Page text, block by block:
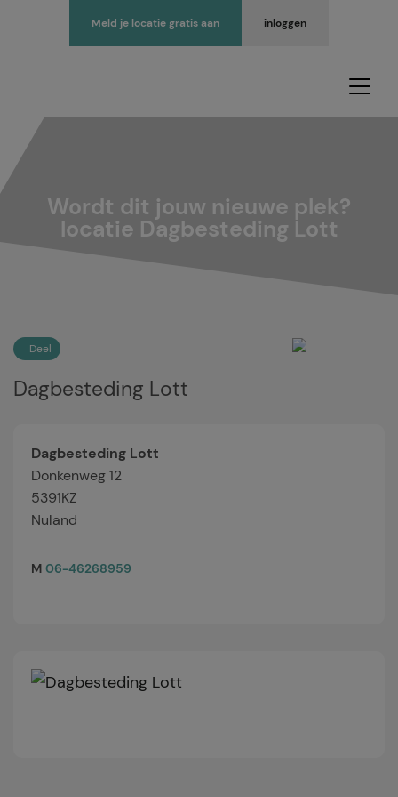
inloggen
Meld je locatie gratis aan
Wordt dit jouw nieuwe plek?
locatie Dagbesteding Lott
Deel
Dagbesteding Lott
Dagbesteding Lott
Donkenweg 12
5391KZ
Nuland
M 06-46268959